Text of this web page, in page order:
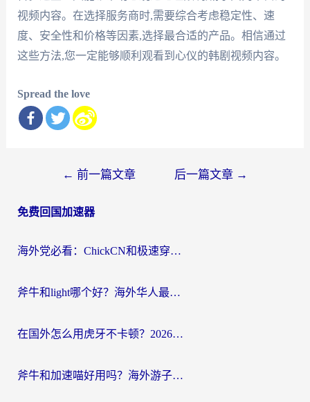
视频内容。在选择服务商时,需要综合考虑稳定性、速
度、安全性和价格等因素,选择最合适的产品。相信通过
这些方法,您一定能够顺利观看到心仪的韩剧视频内容。
Spread the love
导
← 前一篇文章 后一篇文章 →
免费回国加速器
海外党必看：ChickCN和极速穿梭VPN好用吗？3招教你选对回国加速器无缝刷国内资源
斧牛和light哪个好？海外华人最关心的回国加速器选择难题，一篇讲透
在国外怎么用虎牙不卡顿？2026海外华人亲测有效的回国加速器选择指南
斧牛和加速喵好用吗？海外游子的真实选择困境